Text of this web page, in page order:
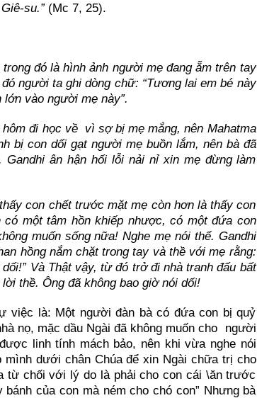
su.” (Mc 7, 25).
đó là hình ảnh người mẹ đang ẵm trên tay
người ta ghi dòng chữ: “Tương lai em bé này
vào người mẹ này”.
đi học về vì sợ bị mẹ mắng, nên Mahatma
bị con dối gạt người mẹ buồn lắm, nên bà đã
Gandhi ân hận hối lỗi nải nỉ xin mẹ đừng làm
con chết trước mặt mẹ còn hơn là thấy con
một tâm hồn khiếp nhược, có một đứa con
muốn sống nữa! Nghe mẹ nói thế. Gandhi
hồng nắm chặt trong tay và thề với mẹ rằng:
Và Thật vậy, từ đó trở đi nhà tranh đấu bất
thề. Ông đã không bao giờ nói dối!
việc là: Một người đàn bà có đứa con bị quỷ
nọ, mặc dầu Ngài đã không muốn cho người
linh tính mách bảo, nên khi vừa nghe nói
dưới chân Chúa để xin Ngài chữa trị cho
từ chối với lý do là phải cho con cái \ăn trước
của con mà ném cho chó con” Nhưng bà